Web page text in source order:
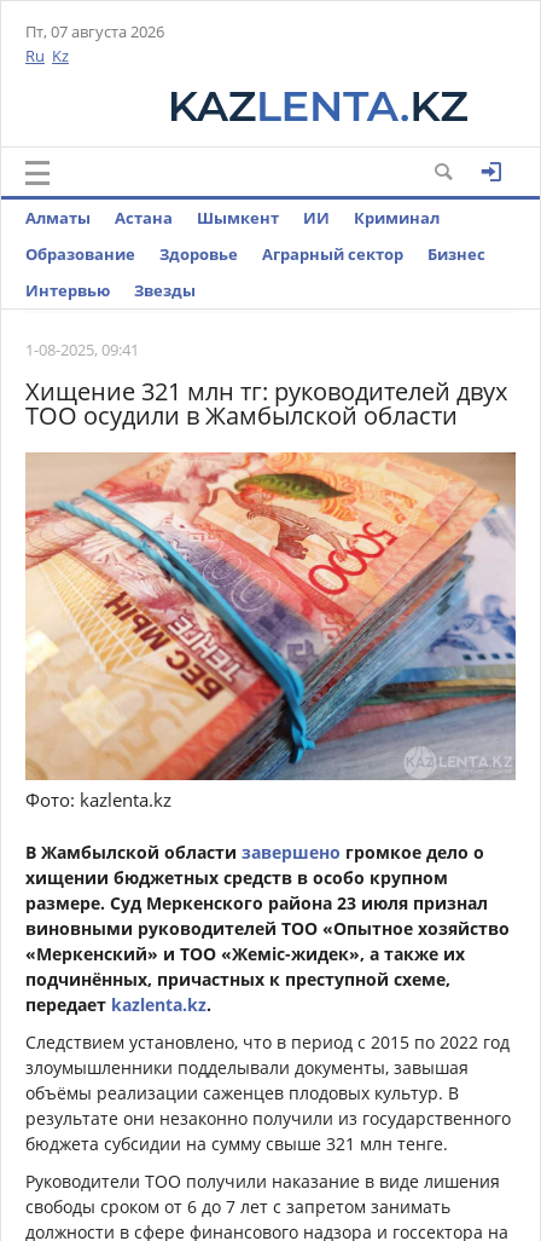
Пт, 07 августа 2026
Ru Kz
Алматы Астана Шымкент ИИ
Криминал
Образование
Здоровье Аграрный сектор
Бизнес
Интервью
Звезды
1-08-2025, 09:41
Хищение 321 млн тг: руководителей двух
ТОО осудили в Жамбылской области
Фото: kazlenta.kz
В Жамбылской области завершено громкое дело о
хищении бюджетных средств в особо крупном
размере. Суд Меркенского района 23 июля признал
виновными руководителей ТОО «Опытное хозяйство
«Меркенский» и ТОО «Жеміс-жидек», а также их
подчинённых, причастных к преступной схеме,
передает kazlenta.kz.
Следствием установлено, что в период с 2015 по 2022 год
злоумышленники подделывали документы, завышая
объёмы реализации саженцев плодовых культур. В
результате они незаконно получили из государственного
бюджета субсидии на сумму свыше 321 млн тенге.
Руководители ТОО получили наказание в виде лишения
свободы сроком от 6 до 7 лет с запретом занимать
должности в сфере финансового надзора и госсектора на